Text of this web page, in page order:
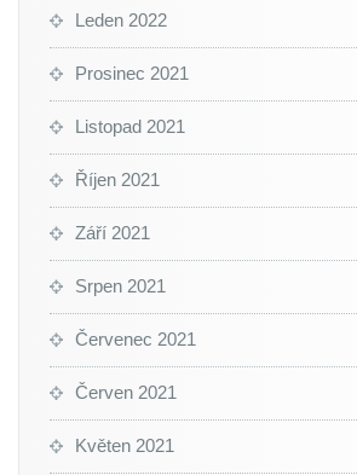
Leden 2022
Prosinec 2021
Listopad 2021
Říjen 2021
Září 2021
Srpen 2021
Červenec 2021
Červen 2021
Květen 2021